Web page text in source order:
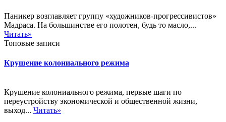
Паникер возглавляет группу «художников-прогрессивистов»
Мадраса. На большинстве его полотен, будь то масло,...
Читать»
Топовые записи
Крушение колониального режима
Крушение колониального режима, первые шаги по
переустройству экономической и общественной жизни,
выход... Читать»